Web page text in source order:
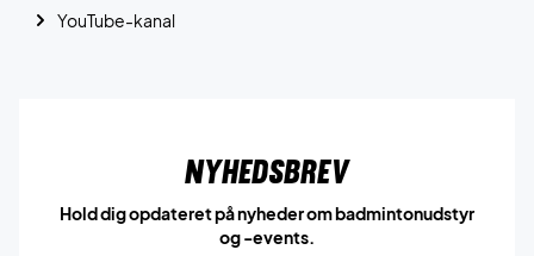
YouTube-kanal
Nyhedsbrev
Hold dig opdateret på nyheder om badmintonudstyr
og -events.